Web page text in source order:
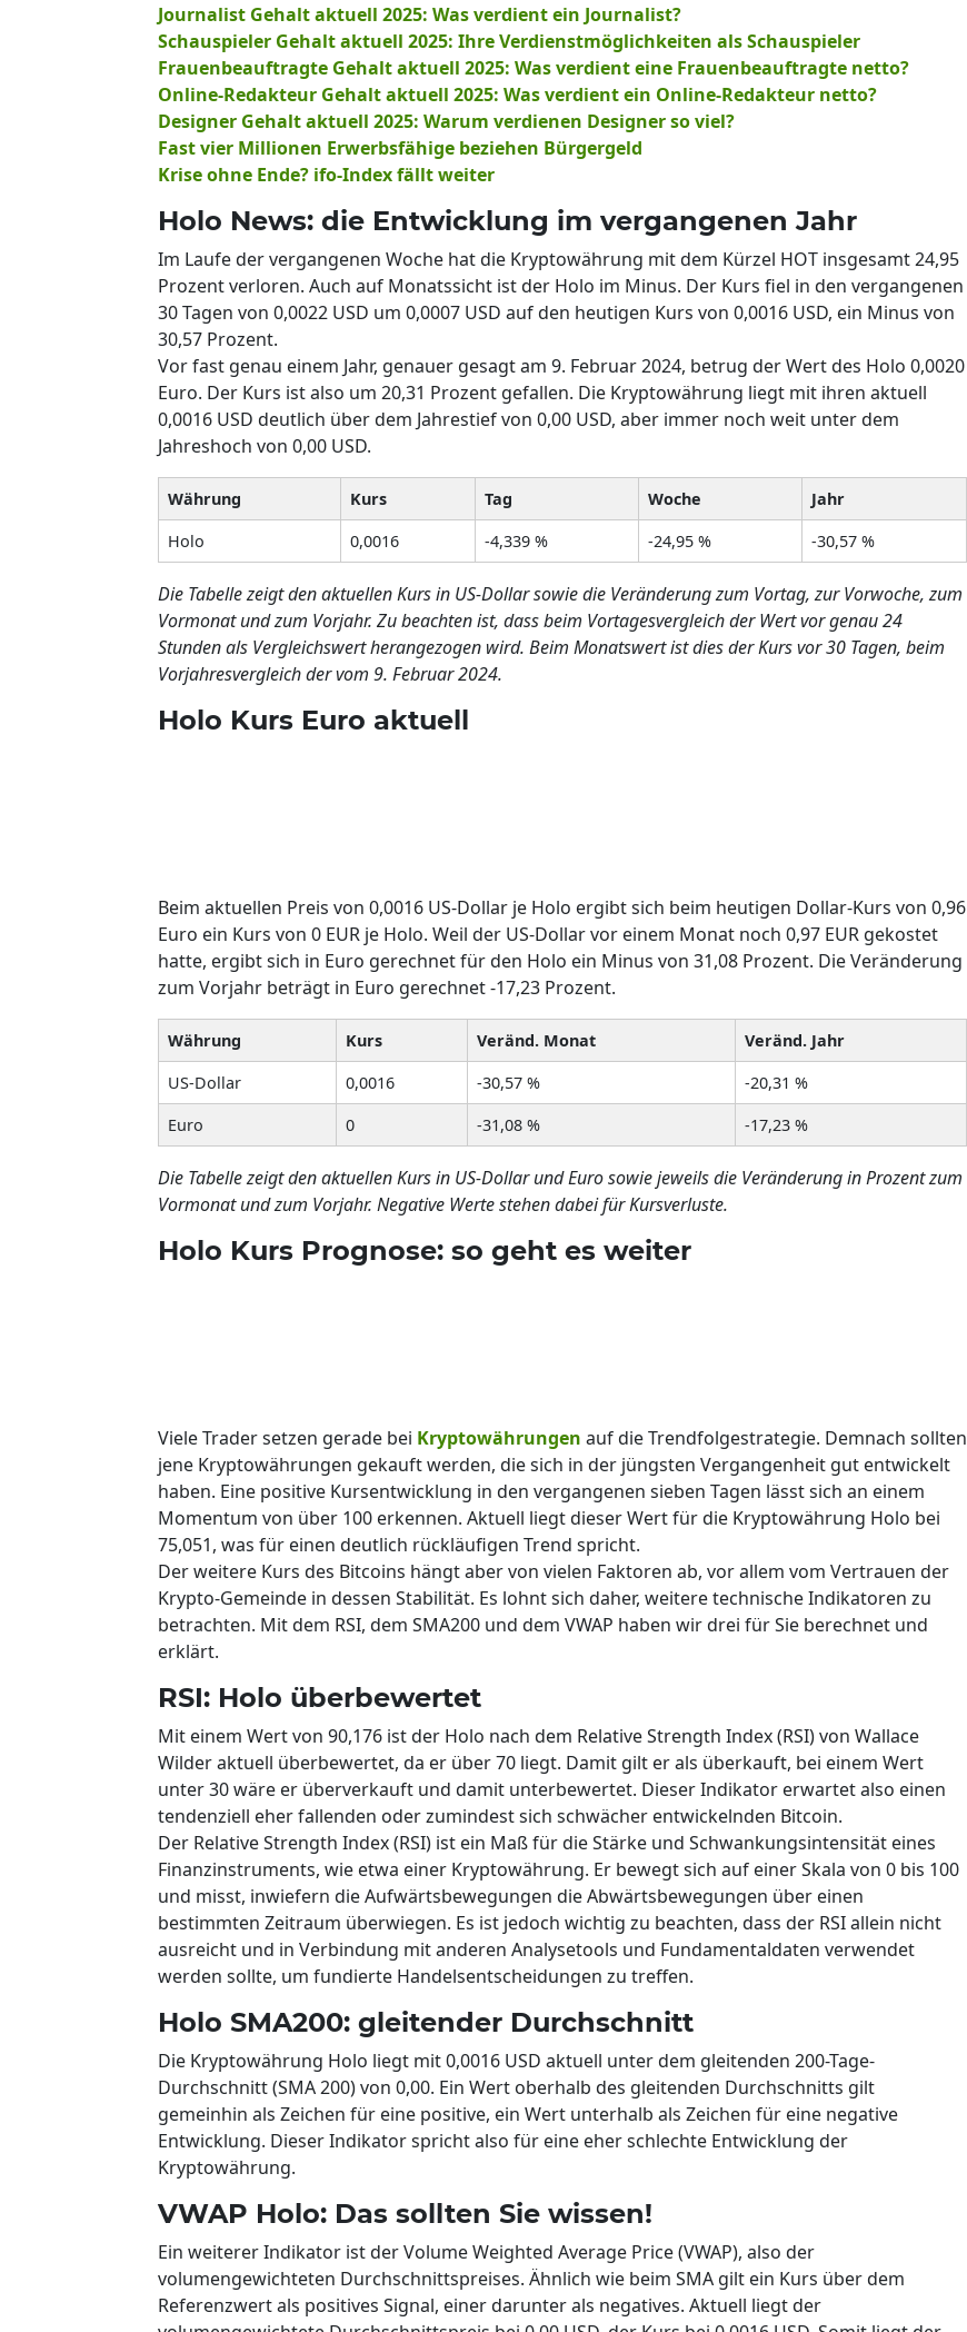
Journalist Gehalt aktuell 2025: Was verdient ein Journalist?
Schauspieler Gehalt aktuell 2025: Ihre Verdienstmöglichkeiten als Schauspieler
Frauenbeauftragte Gehalt aktuell 2025: Was verdient eine Frauenbeauftragte netto?
Online-Redakteur Gehalt aktuell 2025: Was verdient ein Online-Redakteur netto?
Designer Gehalt aktuell 2025: Warum verdienen Designer so viel?
Fast vier Millionen Erwerbsfähige beziehen Bürgergeld
Krise ohne Ende? ifo-Index fällt weiter
Holo News: die Entwicklung im vergangenen Jahr
Im Laufe der vergangenen Woche hat die Kryptowährung mit dem Kürzel HOT insgesamt 24,95
Prozent verloren. Auch auf Monatssicht ist der Holo im Minus. Der Kurs fiel in den vergangenen
30 Tagen von 0,0022 USD um 0,0007 USD auf den heutigen Kurs von 0,0016 USD, ein Minus von
30,57 Prozent.
Vor fast genau einem Jahr, genauer gesagt am 9. Februar 2024, betrug der Wert des Holo 0,0020
Euro. Der Kurs ist also um 20,31 Prozent gefallen. Die Kryptowährung liegt mit ihren aktuell
0,0016 USD deutlich über dem Jahrestief von 0,00 USD, aber immer noch weit unter dem
Jahreshoch von 0,00 USD.
Währung Kurs Tag Woche
Jahr
Holo
0,0016 -4,339 % -24,95 % -30,57 %
Die Tabelle zeigt den aktuellen Kurs in US-Dollar sowie die Veränderung zum Vortag, zur Vorwoche, zum
Vormonat und zum Vorjahr. Zu beachten ist, dass beim Vortagesvergleich der Wert vor genau 24
Stunden als Vergleichswert herangezogen wird. Beim Monatswert ist dies der Kurs vor 30 Tagen, beim
Vorjahresvergleich der vom 9. Februar 2024.
Holo Kurs Euro aktuell
Beim aktuellen Preis von 0,0016 US-Dollar je Holo ergibt sich beim heutigen Dollar-Kurs von 0,96
Euro ein Kurs von 0 EUR je Holo. Weil der US-Dollar vor einem Monat noch 0,97 EUR gekostet
hatte, ergibt sich in Euro gerechnet für den Holo ein Minus von 31,08 Prozent. Die Veränderung
zum Vorjahr beträgt in Euro gerechnet -17,23 Prozent.
Währung Kurs Veränd. Monat
Veränd. Jahr
US-Dollar
0,0016 -30,57 %
-20,31 %
Euro
0 -31,08 % -17,23 %
Die Tabelle zeigt den aktuellen Kurs in US-Dollar und Euro sowie jeweils die Veränderung in Prozent zum
Vormonat und zum Vorjahr. Negative Werte stehen dabei für Kursverluste.
Holo Kurs Prognose: so geht es weiter
Viele Trader setzen gerade bei Kryptowährungen auf die Trendfolgestrategie. Demnach sollten
jene Kryptowährungen gekauft werden, die sich in der jüngsten Vergangenheit gut entwickelt
haben. Eine positive Kursentwicklung in den vergangenen sieben Tagen lässt sich an einem
Momentum von über 100 erkennen. Aktuell liegt dieser Wert für die Kryptowährung Holo bei
75,051, was für einen deutlich rückläufigen Trend spricht.
Der weitere Kurs des Bitcoins hängt aber von vielen Faktoren ab, vor allem vom Vertrauen der
Krypto-Gemeinde in dessen Stabilität. Es lohnt sich daher, weitere technische Indikatoren zu
betrachten. Mit dem RSI, dem SMA200 und dem VWAP haben wir drei für Sie berechnet und
erklärt.
RSI: Holo überbewertet
Mit einem Wert von 90,176 ist der Holo nach dem Relative Strength Index (RSI) von Wallace
Wilder aktuell überbewertet, da er über 70 liegt. Damit gilt er als überkauft, bei einem Wert
unter 30 wäre er überverkauft und damit unterbewertet. Dieser Indikator erwartet also einen
tendenziell eher fallenden oder zumindest sich schwächer entwickelnden Bitcoin.
Der Relative Strength Index (RSI) ist ein Maß für die Stärke und Schwankungsintensität eines
Finanzinstruments, wie etwa einer Kryptowährung. Er bewegt sich auf einer Skala von 0 bis 100
und misst, inwiefern die Aufwärtsbewegungen die Abwärtsbewegungen über einen
bestimmten Zeitraum überwiegen. Es ist jedoch wichtig zu beachten, dass der RSI allein nicht
ausreicht und in Verbindung mit anderen Analysetools und Fundamentaldaten verwendet
werden sollte, um fundierte Handelsentscheidungen zu treffen.
Holo SMA200: gleitender Durchschnitt
Die Kryptowährung Holo liegt mit 0,0016 USD aktuell unter dem gleitenden 200-Tage-
Durchschnitt (SMA 200) von 0,00. Ein Wert oberhalb des gleitenden Durchschnitts gilt
gemeinhin als Zeichen für eine positive, ein Wert unterhalb als Zeichen für eine negative
Entwicklung. Dieser Indikator spricht also für eine eher schlechte Entwicklung der
Kryptowährung.
VWAP Holo: Das sollten Sie wissen!
Ein weiterer Indikator ist der Volume Weighted Average Price (VWAP), also der
volumengewichteten Durchschnittspreises. Ähnlich wie beim SMA gilt ein Kurs über dem
Referenzwert als positives Signal, einer darunter als negatives. Aktuell liegt der